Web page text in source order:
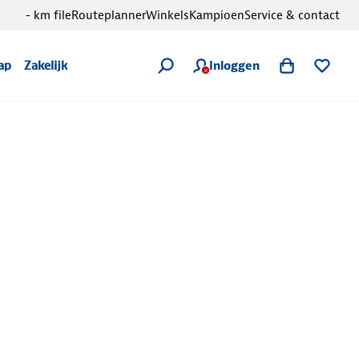
Zakelijk Inloggen
- km fileRouteplannerWinkelsKampioenService & contact